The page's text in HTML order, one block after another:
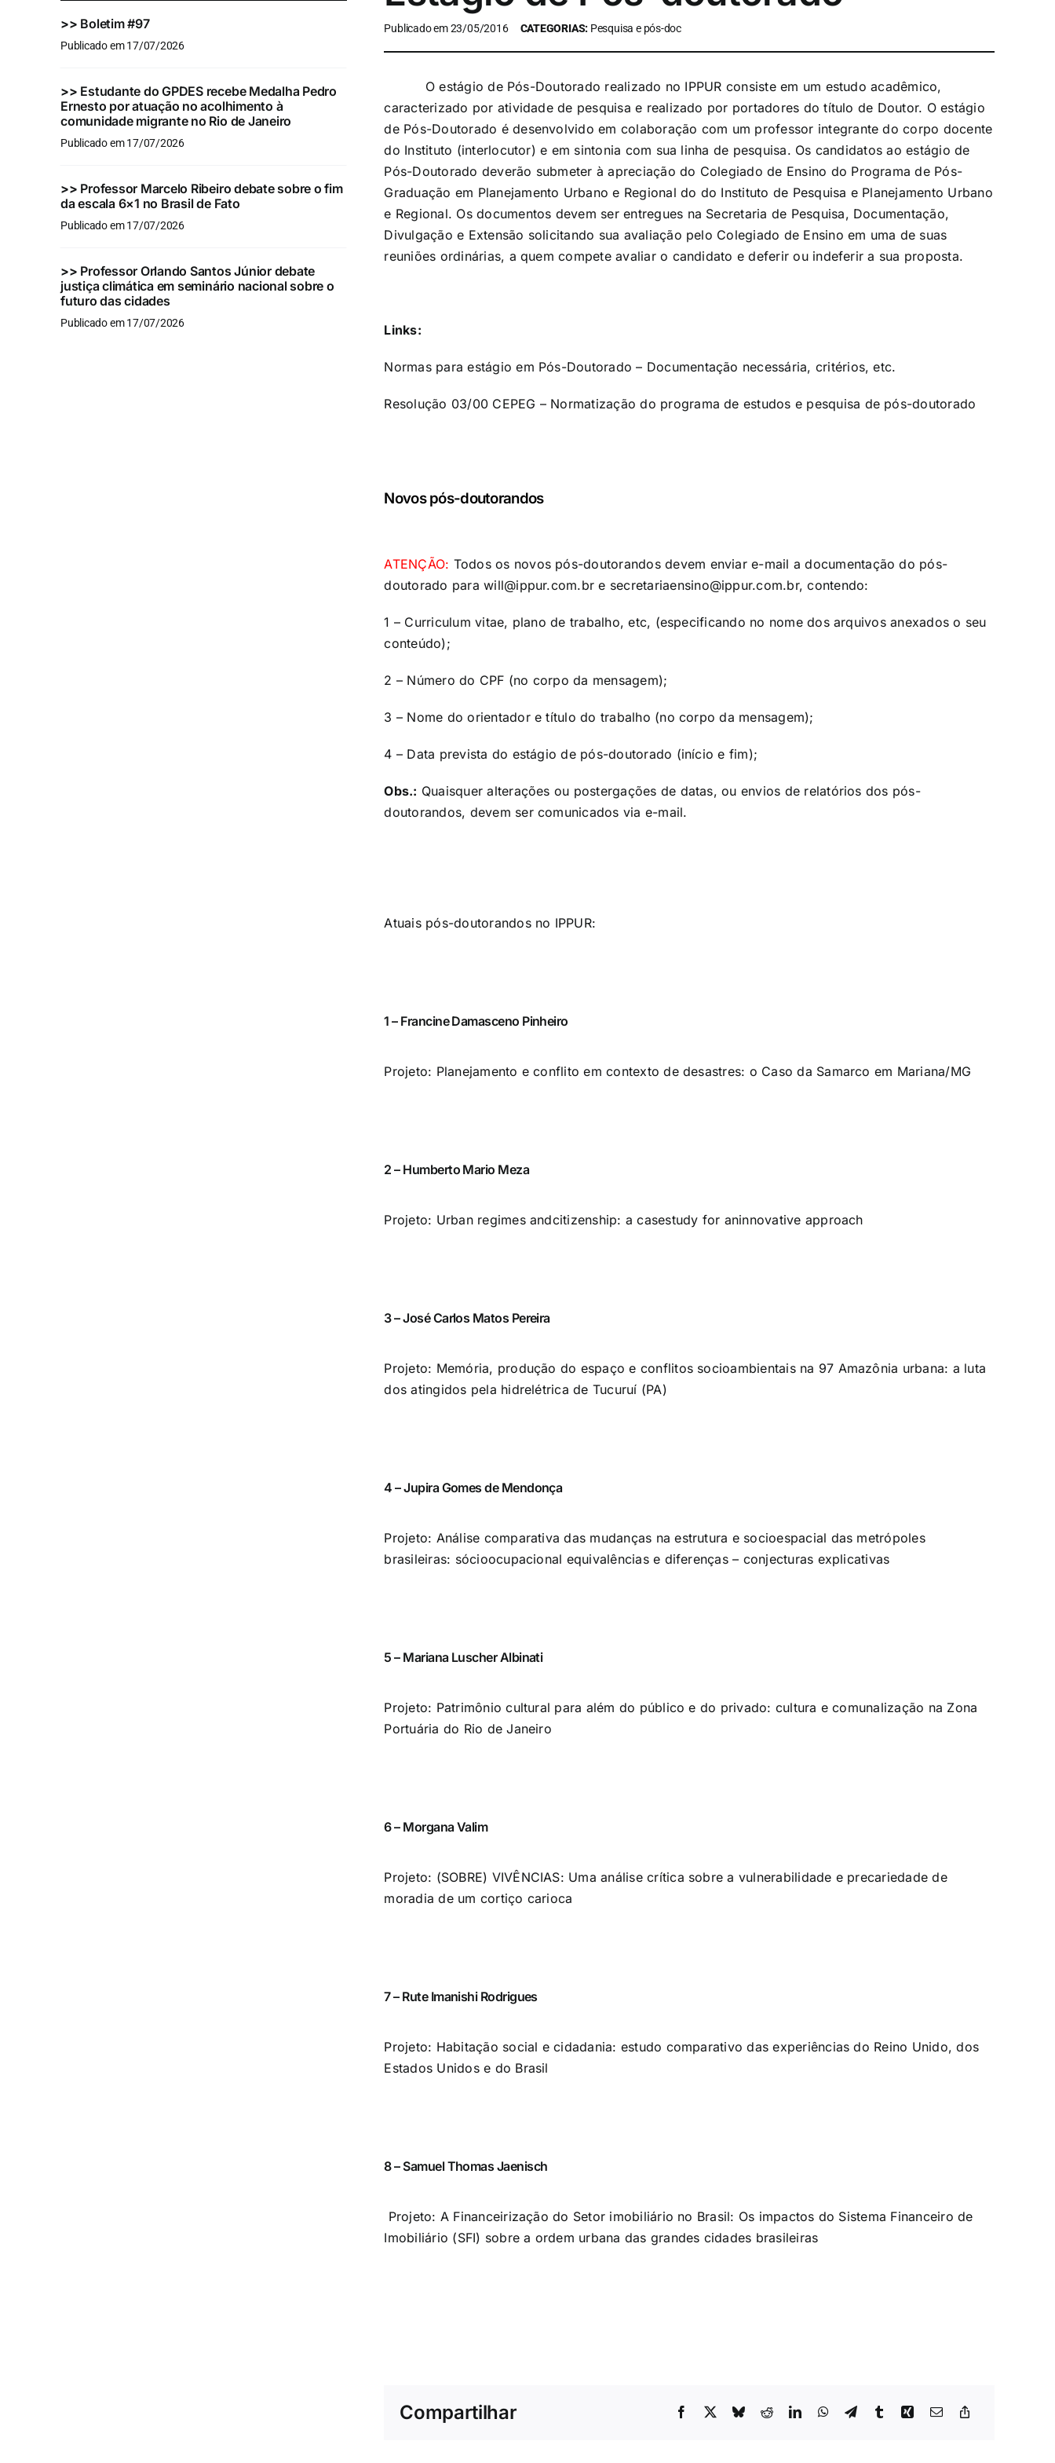
>> Boletim #97
Publicado em 17/07/2026
>> Estudante do GPDES recebe Medalha Pedro
Ernesto por atuação no acolhimento à
comunidade migrante no Rio de Janeiro
Publicado em 17/07/2026
>> Professor Marcelo Ribeiro debate sobre o fim
da escala 6×1 no Brasil de Fato
Publicado em 17/07/2026
>> Professor Orlando Santos Júnior debate
justiça climática em seminário nacional sobre o
futuro das cidades
Publicado em 17/07/2026
Publicado em 23/05/2016 CATEGORIAS: Pesquisa e pós-doc
O estágio de Pós-Doutorado realizado no IPPUR consiste em um estudo acadêmico,
caracterizado por atividade de pesquisa e realizado por portadores do título de Doutor. O estágio
de Pós-Doutorado é desenvolvido em colaboração com um professor integrante do corpo docente
do Instituto (interlocutor) e em sintonia com sua linha de pesquisa. Os candidatos ao estágio de
Pós-Doutorado deverão submeter à apreciação do Colegiado de Ensino do Programa de Pós-
Graduação em Planejamento Urbano e Regional do do Instituto de Pesquisa e Planejamento Urbano
e Regional. Os documentos devem ser entregues na Secretaria de Pesquisa, Documentação,
Divulgação e Extensão solicitando sua avaliação pelo Colegiado de Ensino em uma de suas
reuniões ordinárias, a quem compete avaliar o candidato e deferir ou indeferir a sua proposta.
Links:
Normas para estágio em Pós-Doutorado – Documentação necessária, critérios, etc.
Resolução 03/00 CEPEG – Normatização do programa de estudos e pesquisa de pós-doutorado
Novos pós-doutorandos
ATENÇÃO: Todos os novos pós-doutorandos devem enviar e-mail a documentação do pós-
doutorado parawill@ippur.com.br e secretariaensino@ippur.com.br, contendo:
1 – Curriculum vitae, plano de trabalho, etc, (especificando no nome dos arquivos anexados o seu
conteúdo);
2 – Número do CPF (no corpo da mensagem);
3 – Nome do orientador e título do trabalho (no corpo da mensagem);
4 – Data prevista do estágio de pós-doutorado (início e fim);
Obs.: Quaisquer alterações ou postergações de datas, ou envios de relatórios dos pós-
doutorandos, devem ser comunicados via e-mail.
Atuais pós-doutorandos no IPPUR:
1 – Francine Damasceno Pinheiro
Projeto: Planejamento e conflito em contexto de desastres: o Caso da Samarco em Mariana/MG
2 – Humberto Mario Meza
Projeto: Urban regimes andcitizenship: a casestudy for aninnovative approach
3 – José Carlos Matos Pereira
Projeto: Memória, produção do espaço e conflitos socioambientais na 97 Amazônia urbana: a luta
dos atingidos pela hidrelétrica de Tucuruí (PA)
4 – Jupira Gomes de Mendonça
Projeto: Análise comparativa das mudanças na estrutura e socioespacial das metrópoles
brasileiras: sócioocupacional equivalências e diferenças – conjecturas explicativas
5 – Mariana Luscher Albinati
Projeto: Patrimônio cultural para além do público e do privado: cultura e comunalização na Zona
Portuária do Rio de Janeiro
6 – Morgana Valim
Projeto: (SOBRE) VIVÊNCIAS: Uma análise crítica sobre a vulnerabilidade e precariedade de
moradia de um cortiço carioca
7 – Rute Imanishi Rodrigues
Projeto: Habitação social e cidadania: estudo comparativo das experiências do Reino Unido, dos
Estados Unidos e do Brasil
8 – Samuel Thomas Jaenisch
Projeto: A Financeirização do Setor imobiliário no Brasil: Os impactos do Sistema Financeiro de
Imobiliário (SFI) sobre a ordem urbana das grandes cidades brasileiras
Compartilhar